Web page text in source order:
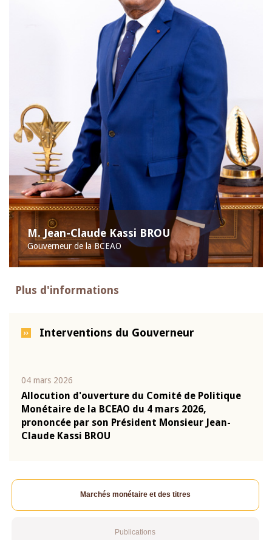
M. Jean-Claude Kassi BROU
Gouverneur de la BCEAO
Plus d'informations
Interventions du Gouverneur
04 mars 2026
Allocution d'ouverture du Comité de Politique
Monétaire de la BCEAO du 4 mars 2026,
prononcée par son Président Monsieur Jean-
Claude Kassi BROU
Marchés monétaire et des titres
Publications